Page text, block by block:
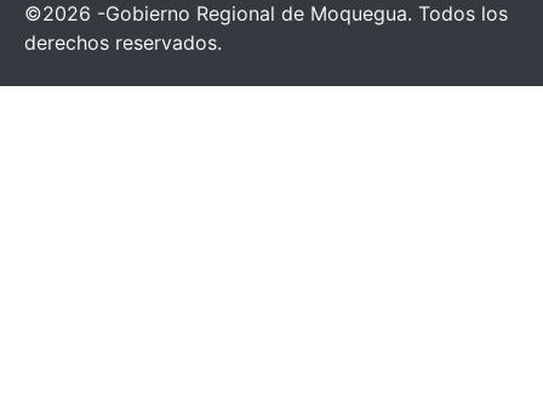
©2026 -Gobierno Regional de Moquegua. Todos los
derechos reservados.